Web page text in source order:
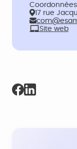
17 rue
Site web